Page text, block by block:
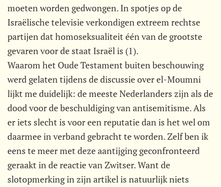
moeten worden gedwongen. In spotjes op de
Israëlische televisie verkondigen extreem rechtse
partijen dat homoseksualiteit één van de grootste
gevaren voor de staat Israël is (1).
Waarom het Oude Testament buiten beschouwing
werd gelaten tijdens de discussie over el-Moumni
lijkt me duidelijk: de meeste Nederlanders zijn als de
dood voor de beschuldiging van antisemitisme. Als
er iets slecht is voor een reputatie dan is het wel om
daarmee in verband gebracht te worden. Zelf ben ik
eens te meer met deze aantijging geconfronteerd
geraakt in de reactie van Zwitser. Want de
slotopmerking in zijn artikel is natuurlijk niets